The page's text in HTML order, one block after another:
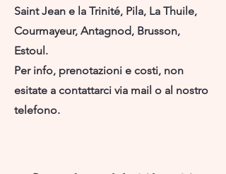
Saint Jean e la Trinité, Pila, La Thuile,
Courmayeur, Antagnod, Brusson,
Estoul.
Per info, prenotazioni e costi, non
esitate a contattarci via mail o al nostro
telefono.